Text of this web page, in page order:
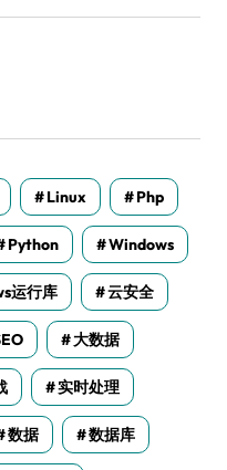
Linux Php
Python Windows
运行库 云安全
大数据
实时处理
数据 数据库